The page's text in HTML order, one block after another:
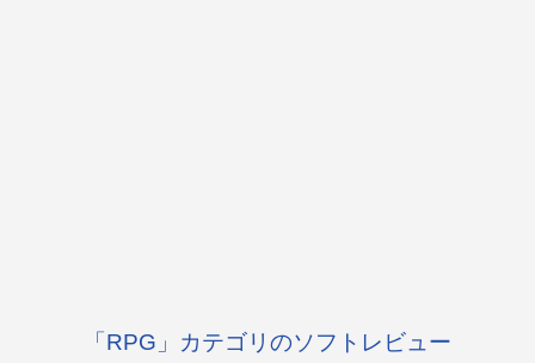
「RPG」カテゴリのソフトレビュー